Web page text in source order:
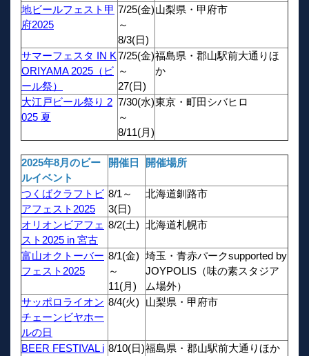
地ビールフェスト甲
府2025
7/25(金)
～
8/3(日)
山梨県・甲府市
サマーフェスタ IN K
ORIYAMA 2025（ビ
ール祭）
7/25(金)
～
27(日)
福島県・郡山駅前大通りほ
か
大江戸ビール祭り 2
025 夏
7/30(水)
～
8/11(月)
東京・町田シバヒロ
2025年8月のビー
ルイベント
開催日 開催場所
つくばクラフトビ
アフェスト2025
8/1～
3(日)
北海道釧路市
オリオンビアフェ
スト2025 in 宮古
8/2(土) 北海道札幌市
富山オクトーバー
フェスト2025
8/1(金)
～
11(月)
埼玉・青赤パークsupported by
JOYPOLIS（味の素スタジア
ム場外）
サッポロライオン
チェーンビヤホー
ルの日
8/4(火) 山梨県・甲府市
BEER FESTIVAL i 8/10(日)福島県・郡山駅前大通りほか